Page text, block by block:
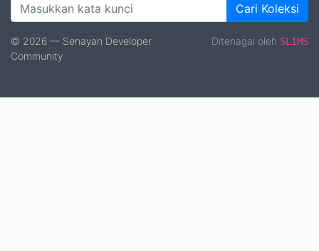
Cari Koleksi
© 2026 — Senayan Developer
Community
Ditenagai oleh SLiMS